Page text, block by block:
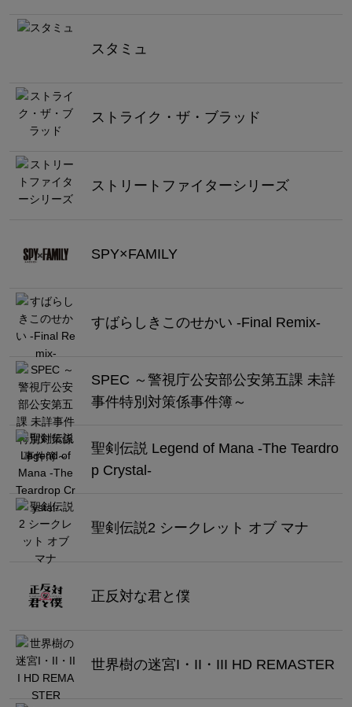
スタミュ
ストライク・ザ・ブラッド
ストリートファイターシリーズ
SPY×FAMILY
すばらしきこのせかい -Final Remix-
SPEC ～警視庁公安部公安第五課 未詳
事件特別対策係事件簿～
聖剣伝説 Legend of Mana -The Teardro
p Crystal-
聖剣伝説2 シークレット オブ マナ
正反対な君と僕
世界樹の迷宮I・II・III HD REMASTER